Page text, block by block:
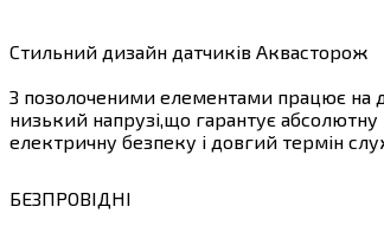
Стильний дизайн датчиків Аквасторож
З позолоченими елементами працює на
низький напрузі,що гарантує абсолютну
електричну безпеку і довгий термін
БЕЗПРОВІДНІ